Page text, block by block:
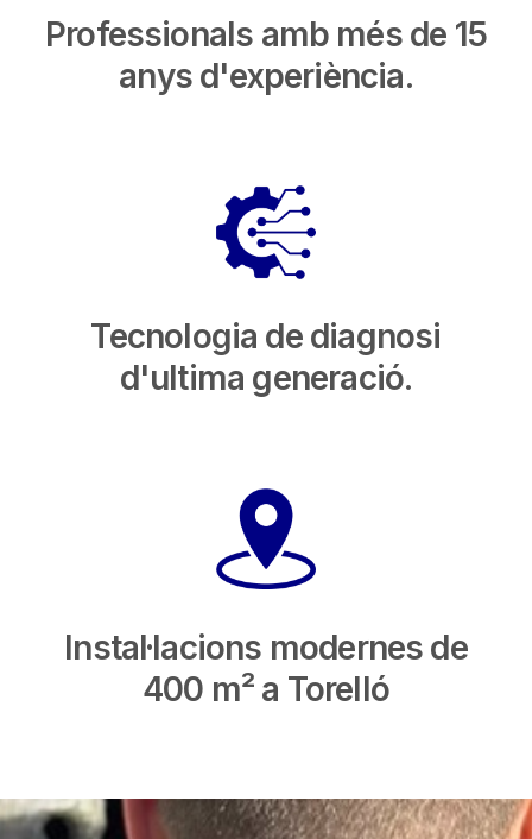
Professionals amb més de 15
anys d'experiència.
Tecnologia de diagnosi
d'ultima generació.
Instal·lacions modernes de
400 m² a Torelló